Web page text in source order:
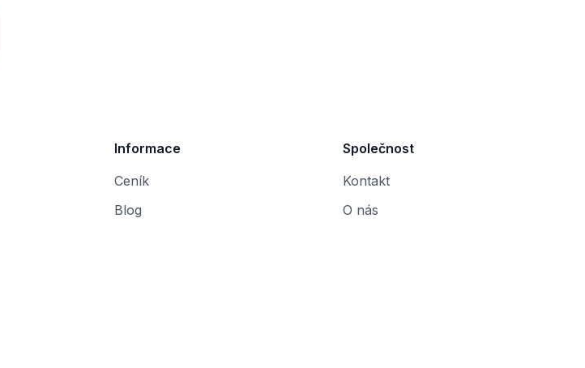
Informace
Ceník
Blog
Společnost
Kontakt
O nás